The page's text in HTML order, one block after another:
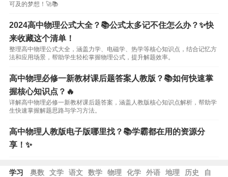
可及的梦想！🚀📚
2024高中物理公式大全？📚公式太多记不住怎么办？✨快
来收藏这个清单！
整理高中物理公式大全，涵盖力学、电磁学、热学等核心知识点，结合记忆方
法和应用场景，帮助学生轻松掌握物理公式，提升解题效率。
高中物理必修一新教材课后题答案人教版？📚如何快速掌
握核心知识点？🔥
详解高中物理必修一新教材课后题答案，涵盖人教版核心知识点解析，帮助学
生快速掌握解题思路与学习方法。
高中物理人教版电子版哪里找？📚学霸都在用的资源分
享！✨
学习 奥数 文学 语文 数学 物理 化学 外语 地理 历史
自